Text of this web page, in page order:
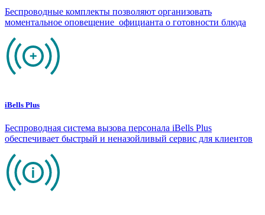
Беспроводные комплекты позволяют организовать
моментальное оповещение официанта о готовности блюда
iBells Plus
Беспроводная система вызова персонала iBells Plus
обеспечивает быстрый и неназойливый сервис для клиентов